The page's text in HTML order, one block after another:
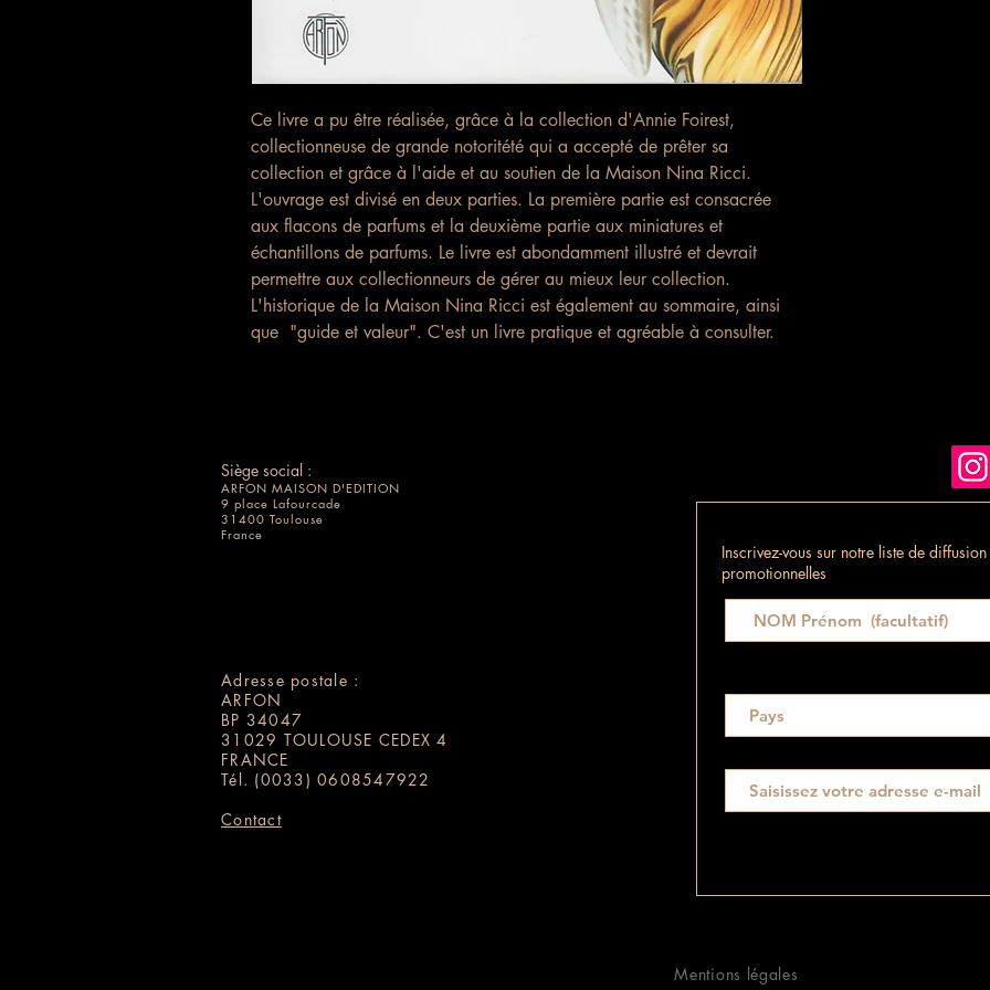
Ce livre a pu être réalisée, grâce à la collection d'Annie Foirest,
collectionneuse de grande notoritété qui a accepté de prêter sa
collection et grâce à l'aide et au soutien de la Maison Nina Ricci.
L'ouvrage est divisé en deux parties. La première partie est consacrée
aux flacons de parfums et la deuxième partie aux miniatures et
échantillons de parfums. Le livre est abondamment illustré et devrait
permettre aux collectionneurs de gérer au mieux leur collection.
L'historique de la Maison Nina Ricci est également au sommaire, ainsi
que "guide et valeur". C'est un livre pratique et agréable à consulter.
Siège social :
ARFON MAISON D'EDITION
9 place Lafourcade
31400 Toulouse
France
Adresse postale :
ARFON
BP 34047
31029 TOULOUSE CEDEX 4
FRANCE
Tél. (0033) 0608547922
Contact
Inscrivez-vous sur notre liste de
promotionnelles
Mentions légales